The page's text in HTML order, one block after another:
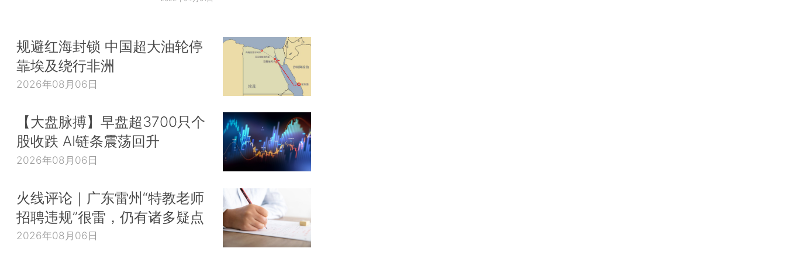
规避红海封锁 中国超大油轮停
靠埃及绕行非洲
2026年08月06日
【大盘脉搏】早盘超3700只个
股收跌 AI链条震荡回升
2026年08月06日
火线评论｜广东雷州“特教老师
招聘违规”很雷，仍有诸多疑点
2026年08月06日